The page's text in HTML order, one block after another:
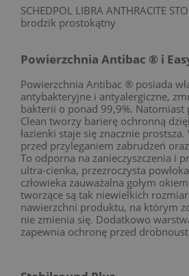
SCHEDPOL LIBRA ANTHRACITE
brodzik prostokątny
Powierzchnia Antibac ® i
Powierzchnia Antibac ® posiada
antybakteryjne i antyalergiczne,
bakterii o ponad 99,9%. Natomiast
Clean tworzy barierę ochronną
łazienki staje się znacznie
przed przyleganiem zabrudzeń
To odporna na zanieczyszczenia i
ultra-cienka, przezroczysta
człowieka zauważalna gołym
tworzące są tak niewielkich
nawierzchni produktu, na którym
nie zmienia się. Dodatkowo
zapewnia ochronę przed